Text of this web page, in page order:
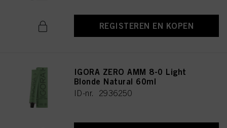
REGISTEREN EN KOPEN
IGORA ZERO AMM 8-0 Light
Blonde Natural 60ml
ID-nr. 2936250